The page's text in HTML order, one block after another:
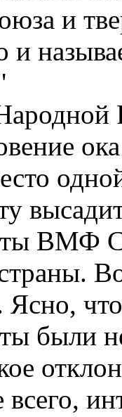
и
и
ВМФ
Ясно,
были